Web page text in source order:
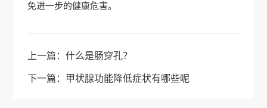
免进一步的健康危害。
上一篇：什么是肠穿孔？
下一篇： 甲状腺功能降低症状有哪些呢